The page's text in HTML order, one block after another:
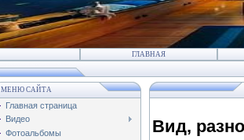
ГЛАВНАЯ
МЕНЮ САЙТА
Главная страница
Видео
Фотоальбомы
Вид,